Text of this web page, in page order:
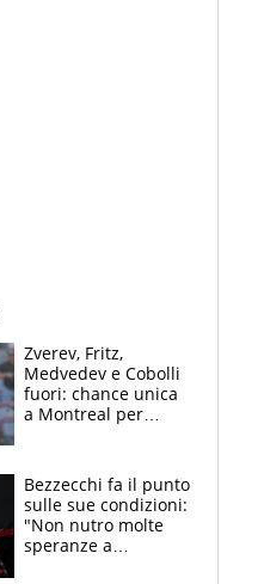
Zverev, Fritz,
Medvedev e Cobolli
fuori: chance unica
a Montreal per
attacca le palline
Bezzecchi fa il punto
sulle sue condizioni:
"Non nutro molte
speranze a